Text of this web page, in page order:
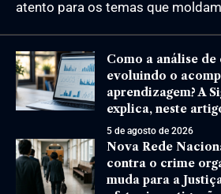
atento para os temas que
Como a análise de
evoluindo o
aprendizagem? A
explica, neste
5 de agosto de 2026
Nova Rede
contra o crime
muda para a